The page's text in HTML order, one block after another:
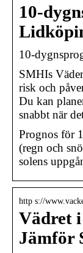
10-
10-
SMHIs
risk och
Du kan
snabbt när
Prognos för
(regn och
solens
http s://
Vädret
Jämför